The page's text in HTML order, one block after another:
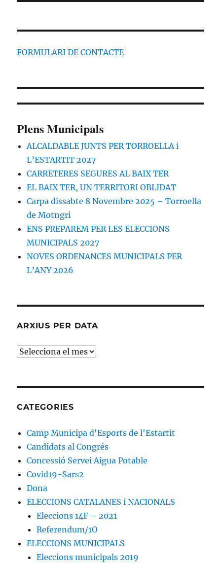
FORMULARI DE CONTACTE
Plens Municipals
ALCALDABLE JUNTS PER TORROELLA i
L’ESTARTIT 2027
CARRETERES SEGURES AL BAIX TER
EL BAIX TER, UN TERRITORI OBLIDAT
Carpa dissabte 8 Novembre 2025 – Torroella
de Motngri
ENS PREPAREM PER LES ELECCIONS
MUNICIPALS 2027
NOVES ORDENANCES MUNICIPALS PER
L’ANY 2026
ARXIUS PER DATA
ARXIUS
CATEGORIES
Camp Municipa d'Esports de l'Estartit
Candidats al Congrés
Concessió Servei Aigua Potable
Covid19-Sars2
Dona
ELECCIONS CATALANES i NACIONALS
Eleccions 14F – 2021
Referendum/1O
ELECCIONS MUNICIPALS
Eleccions municipals 2019